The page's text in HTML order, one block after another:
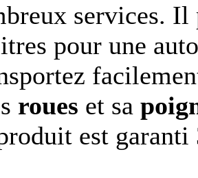
services. Il
pour une
roues et sa
est garanti